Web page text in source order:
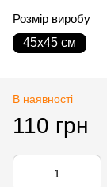
Розмір виробу
45х45 см
В наявності
110 грн